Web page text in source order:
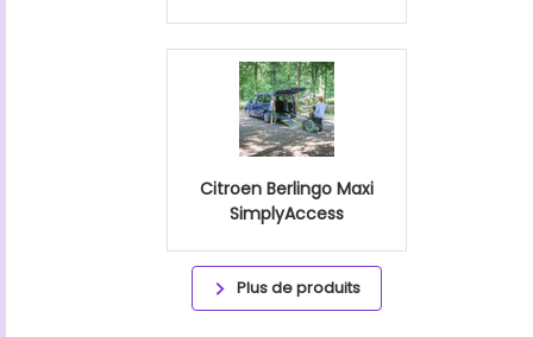
Citroen Berlingo Maxi
SimplyAccess
Plus de produits